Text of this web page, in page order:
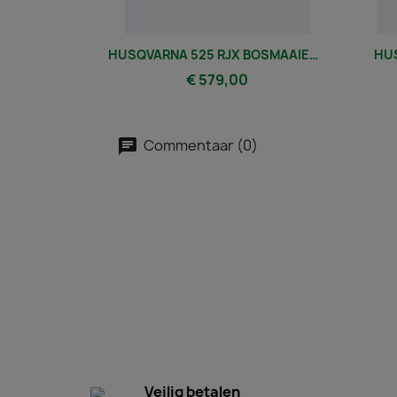
HUSQVARNA 525 RJX BOSMAAIER TRIMMY EN MES
€ 579,00
Commentaar (0)
Veilig betalen